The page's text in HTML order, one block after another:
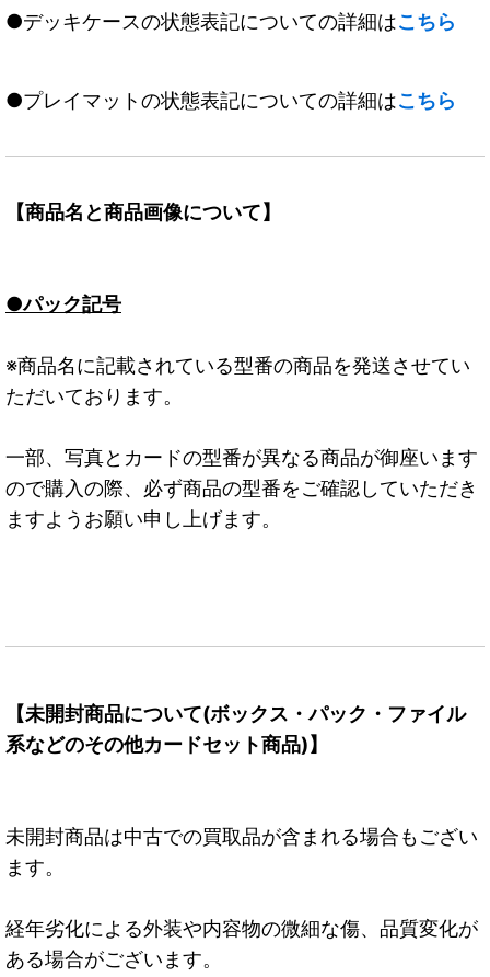
●デッキケースの状態表記についての詳細はこちら
●プレイマットの状態表記についての詳細はこちら
【商品名と商品画像について】
●パック記号
※商品名に記載されている型番の商品を発送させてい
ただいております。
一部、写真とカードの型番が異なる商品が御座います
ので購入の際、必ず商品の型番をご確認していただき
ますようお願い申し上げます。
【未開封商品について(ボックス・パック・ファイル
系などのその他カードセット商品)】
未開封商品は中古での買取品が含まれる場合もござい
ます。
経年劣化による外装や内容物の微細な傷、品質変化が
ある場合がございます。